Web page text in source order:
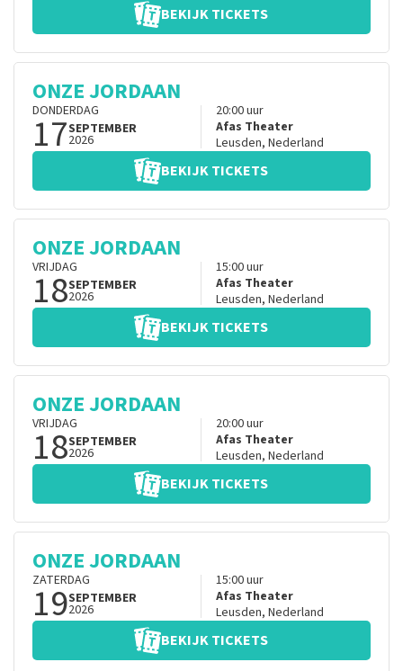
BEKIJK TICKETS
ONZE JORDAAN
DONDERDAG
17SEPTEMBER
2026
20:00uur
Afas Theater
Leusden, Nederland
BEKIJK TICKETS
ONZE JORDAAN
VRIJDAG
18SEPTEMBER
2026
15:00uur
Afas Theater
Leusden, Nederland
BEKIJK TICKETS
ONZE JORDAAN
VRIJDAG
18SEPTEMBER
2026
20:00uur
Afas Theater
Leusden, Nederland
BEKIJK TICKETS
ONZE JORDAAN
ZATERDAG
19SEPTEMBER
2026
15:00uur
Afas Theater
Leusden, Nederland
BEKIJK TICKETS